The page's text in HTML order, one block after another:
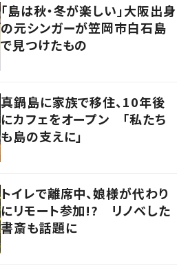
「島は秋・冬が楽しい」大阪出身
の元シンガーが笠岡市白石島
で見つけたもの
真鍋島に家族で移住、10年後
にカフェをオープン 「私たち
も島の支えに」
トイレで離席中、娘様が代わり
にリモート参加!? リノベした
書斎も話題に